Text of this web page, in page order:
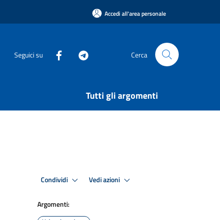
Accedi all'area personale
Seguici su Cerca
Tutti gli argomenti
Condividi Vedi azioni
Argomenti: